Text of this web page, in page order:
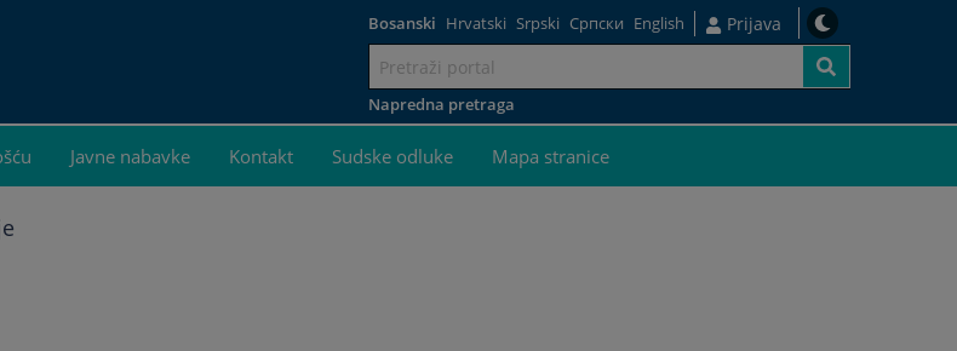
Bosanski Hrvatski Srpski Српски English Prijava
Napredna pretraga
Javne nabavke Kontakt Sudske odluke Mapa stranice